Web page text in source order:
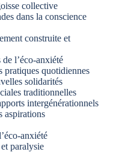
collective
dans la conscience
construite et
l’éco-anxiété
pratiques quotidiennes
solidarités
traditionnelles
intergénérationnels
aspirations
anxiété
paralysie